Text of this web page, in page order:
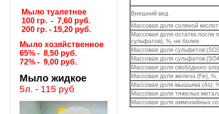
Мыло туалетное
100 гр. - 7,60 руб.
200 гр. - 15,20 руб.
Мыло хозяйственное
65% - 8,50 руб.
72% - 9,00 руб.
Мыло жидкое
5л. - 115 руб
Внешний вид
Массовая доля соляной
Массовая доля остатка после
сульфатов), %, не более
Массовая доля сульфитов
Массовая доля сульфатов
Массовая доля свободного
Массовая доля железа (Fe),
Массовая доля мышьяка (As).
Массовая доля тяжелых
Массовая доля аммонийных